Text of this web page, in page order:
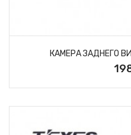
КАМЕРА ЗАДНЕГО